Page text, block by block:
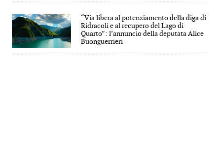
“Via libera al potenziamento della diga di
Ridracoli e al recupero del Lago di
Quarto”: l’annuncio della deputata Alice
Buonguerrieri